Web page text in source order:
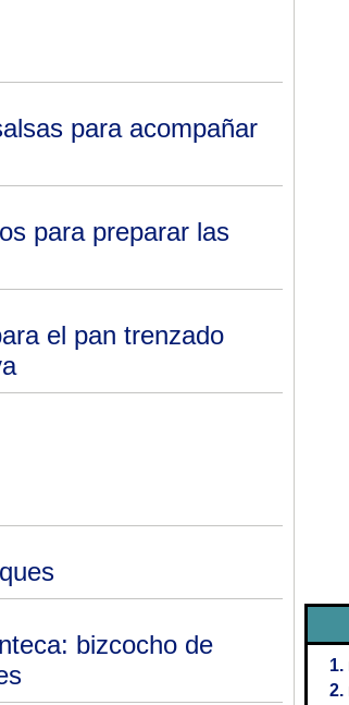
para acompañar
para preparar las
el pan trenzado
bizcocho de